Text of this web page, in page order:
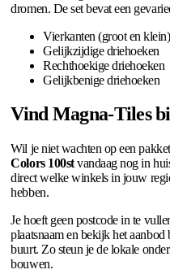
dromen. De set bevat een
Vierkanten (groot en klein)
Gelijkzijdige driehoeken
Rechthoekige driehoeken
Gelijkbenige driehoeken
Vind Magna-Tiles
Wil je niet wachten op een
Colors 100stvandaag nog in
direct welke winkels in jouw
hebben.
Je hoeft geen postcode in te
plaatsnaam en bekijk het
buurt. Zo steun je de lokale
bouwen.